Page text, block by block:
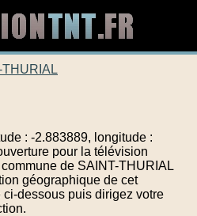
: -2.883889, longitude :
pour la télévision
de SAINT-THURIAL
géographique de cet
dessous puis dirigez votre